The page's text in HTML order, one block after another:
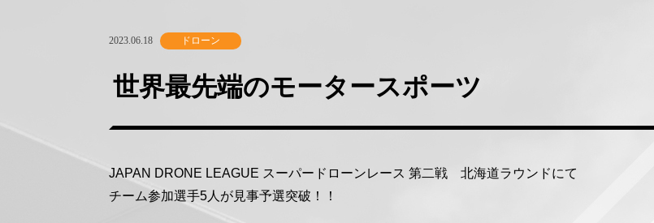
2023.06.18 ドローン
世界最先端のモータースポーツ
JAPAN DRONE LEAGUE スーパードローンレース 第二戦 北海道ラウンドにて
チーム参加選手5人が見事予選突破！！